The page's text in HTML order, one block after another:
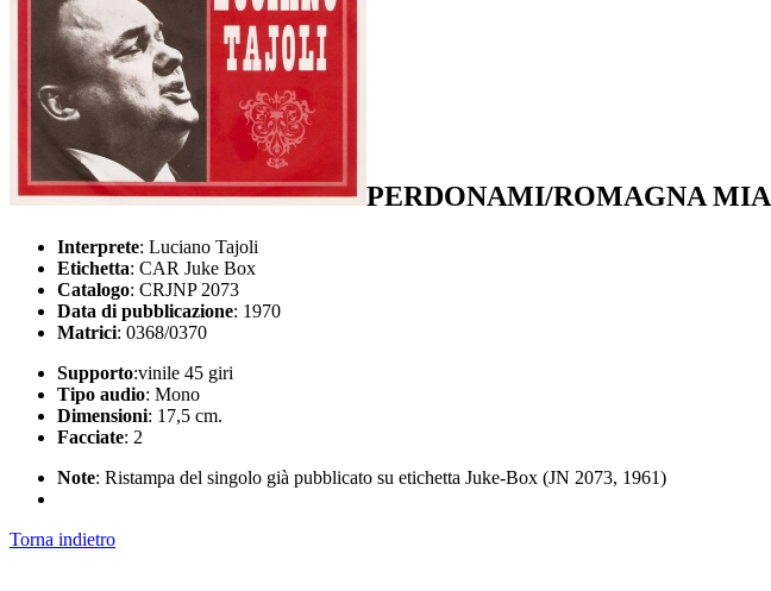
PERDONAMI/ROMAGNA MIA
Interprete: Luciano Tajoli
Etichetta: CAR Juke Box
Catalogo: CRJNP 2073
Data di pubblicazione: 1970
Matrici: 0368/0370
Supporto:vinile 45 giri
Tipo audio: Mono
Dimensioni: 17,5 cm.
Facciate: 2
Note: Ristampa del singolo già pubblicato su etichetta Juke-Box (JN 2073, 1961)
Torna indietro